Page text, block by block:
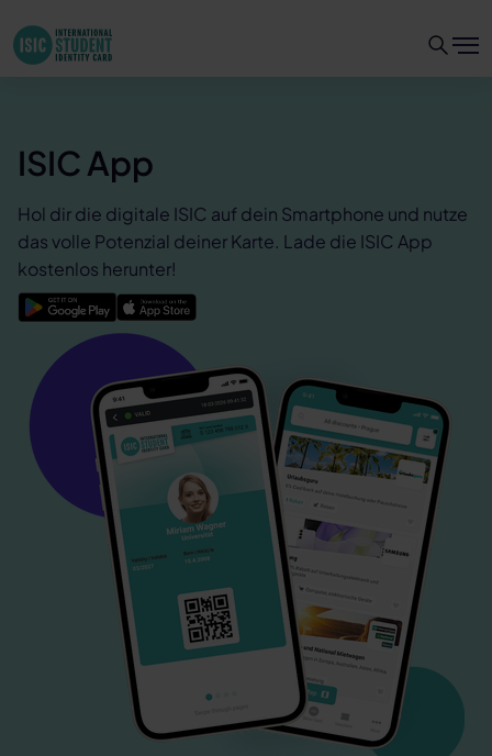
ISIC App
Hol dir die digitale ISIC auf dein Smartphone und nutze
das volle Potenzial deiner Karte. Lade die ISIC App
kostenlos herunter!
Google PlayApp Store